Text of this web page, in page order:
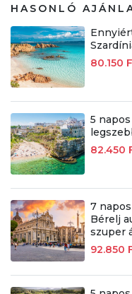
HASONLÓ
80.150
5
82.450
7
Bérelj
szuper
92.850